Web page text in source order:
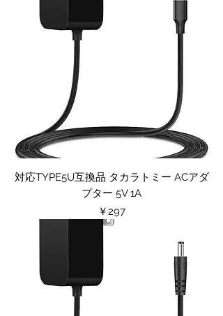
対応TYPE5U互換品 タカラトミー ACアダ
プター 5V 1A
価格
￥297